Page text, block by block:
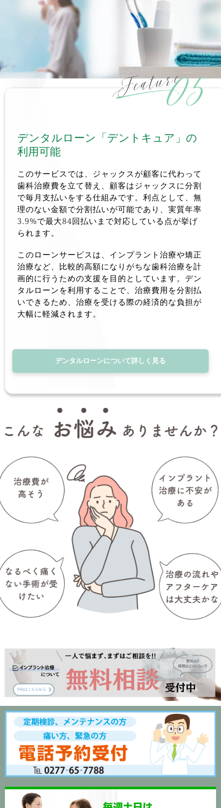
デンタルローン「デントキュア」の
利用可能
このサービスでは、ジャックスが顧客に代わって
歯科治療費を立て替え、顧客はジャックスに分割
で毎月支払いをする仕組みです。利点として、無
理のない金額で分割払いが可能であり、実質年率
3.9%で最大84回払いまで対応している点が挙げ
られます。
このローンサービスは、インプラント治療や矯正
治療など、比較的高額になりがちな歯科治療を計
画的に行うための支援を目的としています。デン
タルローンを利用することで、治療費用を分割払
いできるため、治療を受ける際の経済的な負担が
大幅に軽減されます。
デンタルローンについて詳しく見る